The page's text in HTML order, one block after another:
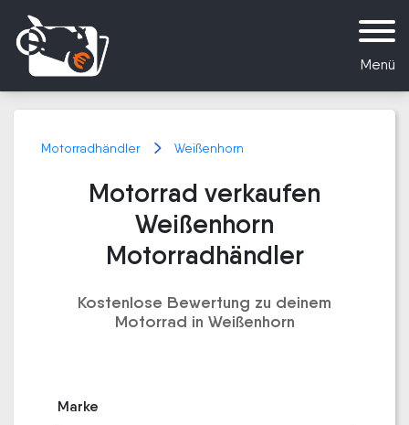
Menü
Motorradhändler Weißenhorn
Motorrad verkaufen
Weißenhorn
Motorradhändler
Kostenlose Bewertung zu deinem
Motorrad in Weißenhorn
Marke